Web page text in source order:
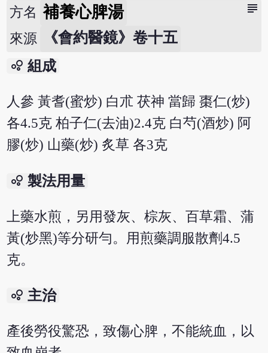
subject
方名 補養心脾湯
來源 《會約醫鏡》卷十五
bubble_chart 組成
人參 黃耆(蜜炒) 白朮 茯神 當歸 棗仁(炒)
各4.5克 柏子仁(去油)2.4克 白芍(酒炒) 阿
膠(炒) 山藥(炒) 炙草 各3克
bubble_chart 製法用量
上藥水煎，另用發灰、棕灰、百草霜、蒲
黃(炒黑)等分研勻。用煎藥調服散劑4.5
克。
bubble_chart 主治
產後勞役驚恐，致傷心脾，不能統血，以